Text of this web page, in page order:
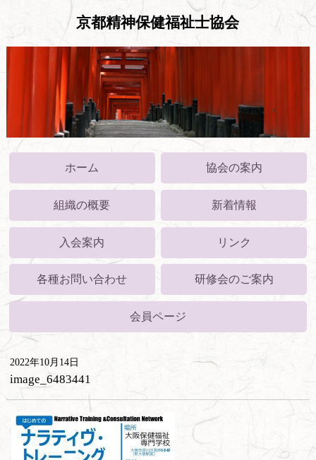
京都精神保健福祉士協会
ホーム 協会の案内
組織の概要 新着情報
入会案内 リンク
各種お問い合わせ 研修会のご案内
会員ページ
2022年10月14日
image_6483441